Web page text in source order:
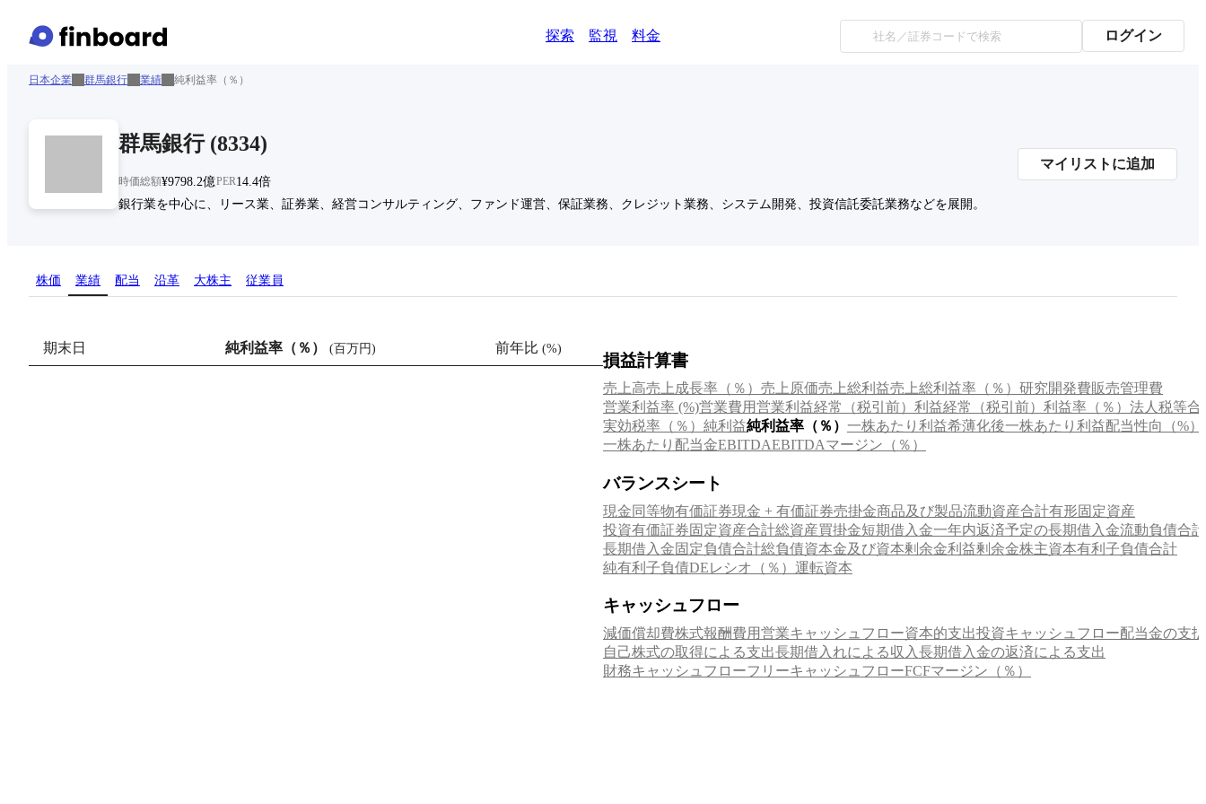
探索 監視 料金 ログイン
日本企業 群馬銀行 業績 純利益率（％）
群馬銀行(8334)
時価総額¥9798.2億PER14.4倍
銀行業を中心に、リース業、証券業、経営コンサルティング、ファンド運営、保証業務、クレジット業務、システム開発、投資信託委託業務などを展開。
マイリストに追加
株価 業績 配当 沿革 大株主 従業員
期末日 純利益率（％） (百万円) 前年比 (%)
損益計算書
売上高売上成長率（％） 売上原価売上総利益売上総利益率（％） 研究開発費販売管理費
営業利益率 (%)営業費用営業利益経常（税引前）利益経常（税引前）利益率（％） 法人税等合
実効税率（％） 純利益純利益率（％） 一株あたり利益希薄化後一株あたり利益配当性向（%）
一株あたり配当金EBITDAEBITDAマージン（％）
バランスシート
現金同等物有価証券現金 + 有価証券売掛金商品及び製品流動資産合計有形固定資産
投資有価証券固定資産合計総資産買掛金短期借入金一年内返済予定の長期借入金流動負債合計
長期借入金固定負債合計総負債資本金及び資本剰余金利益剰余金株主資本有利子負債合計
純有利子負債DEレシオ（％） 運転資本
キャッシュフロー
減価償却費株式報酬費用営業キャッシュフロー資本的支出投資キャッシュフロー配当金の支
自己株式の取得による支出長期借入れによる収入長期借入金の返済による支出
財務キャッシュフローフリーキャッシュフローFCFマージン（％）